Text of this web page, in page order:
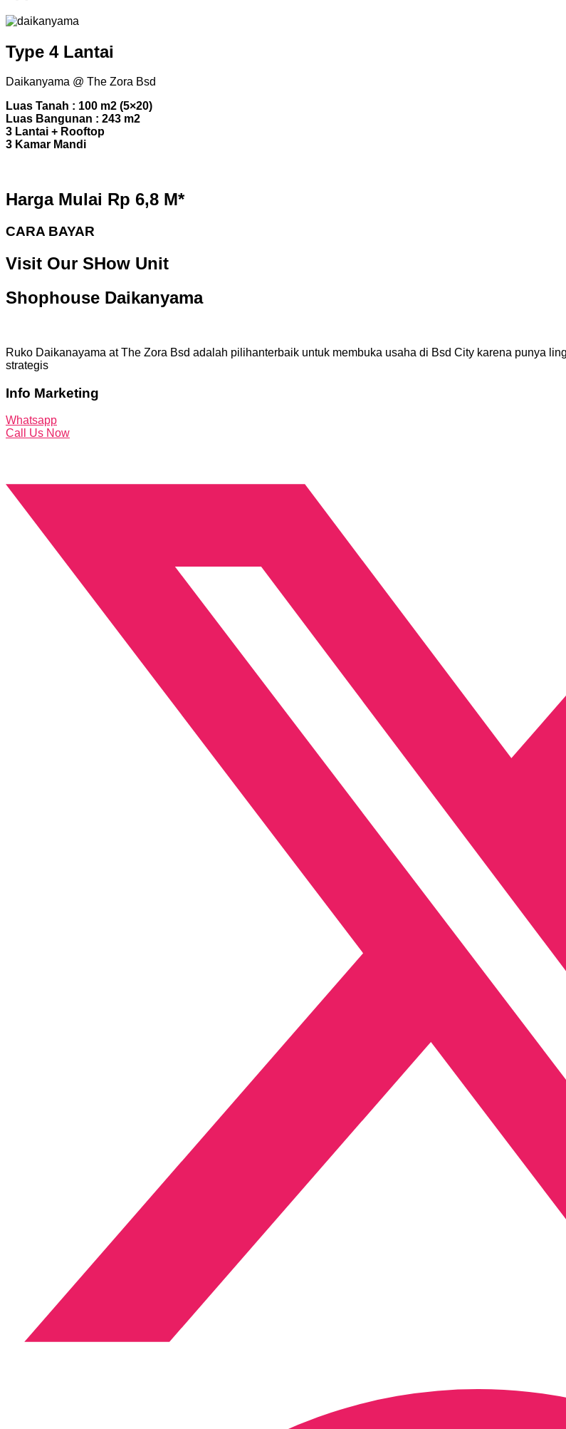
Type 4 Lantai
Daikanyama @ The Zora Bsd
Luas Tanah : 100 m2 (5×20)
Luas Bangunan : 243 m2
3 Lantai + Rooftop
3 Kamar Mandi
Harga Mulai Rp 6,8 M*
CARA BAYAR
Visit Our SHow Unit
Shophouse Daikanyama
Ruko Daikanayama at The Zora Bsd adalah pilihanterbaik untuk membuka usaha di Bsd City karena punya
strategis
Info Marketing
Whatsapp
Call Us Now